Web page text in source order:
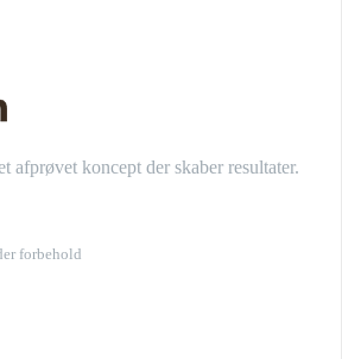
afprøvet koncept der skaber resultater.
forbehold